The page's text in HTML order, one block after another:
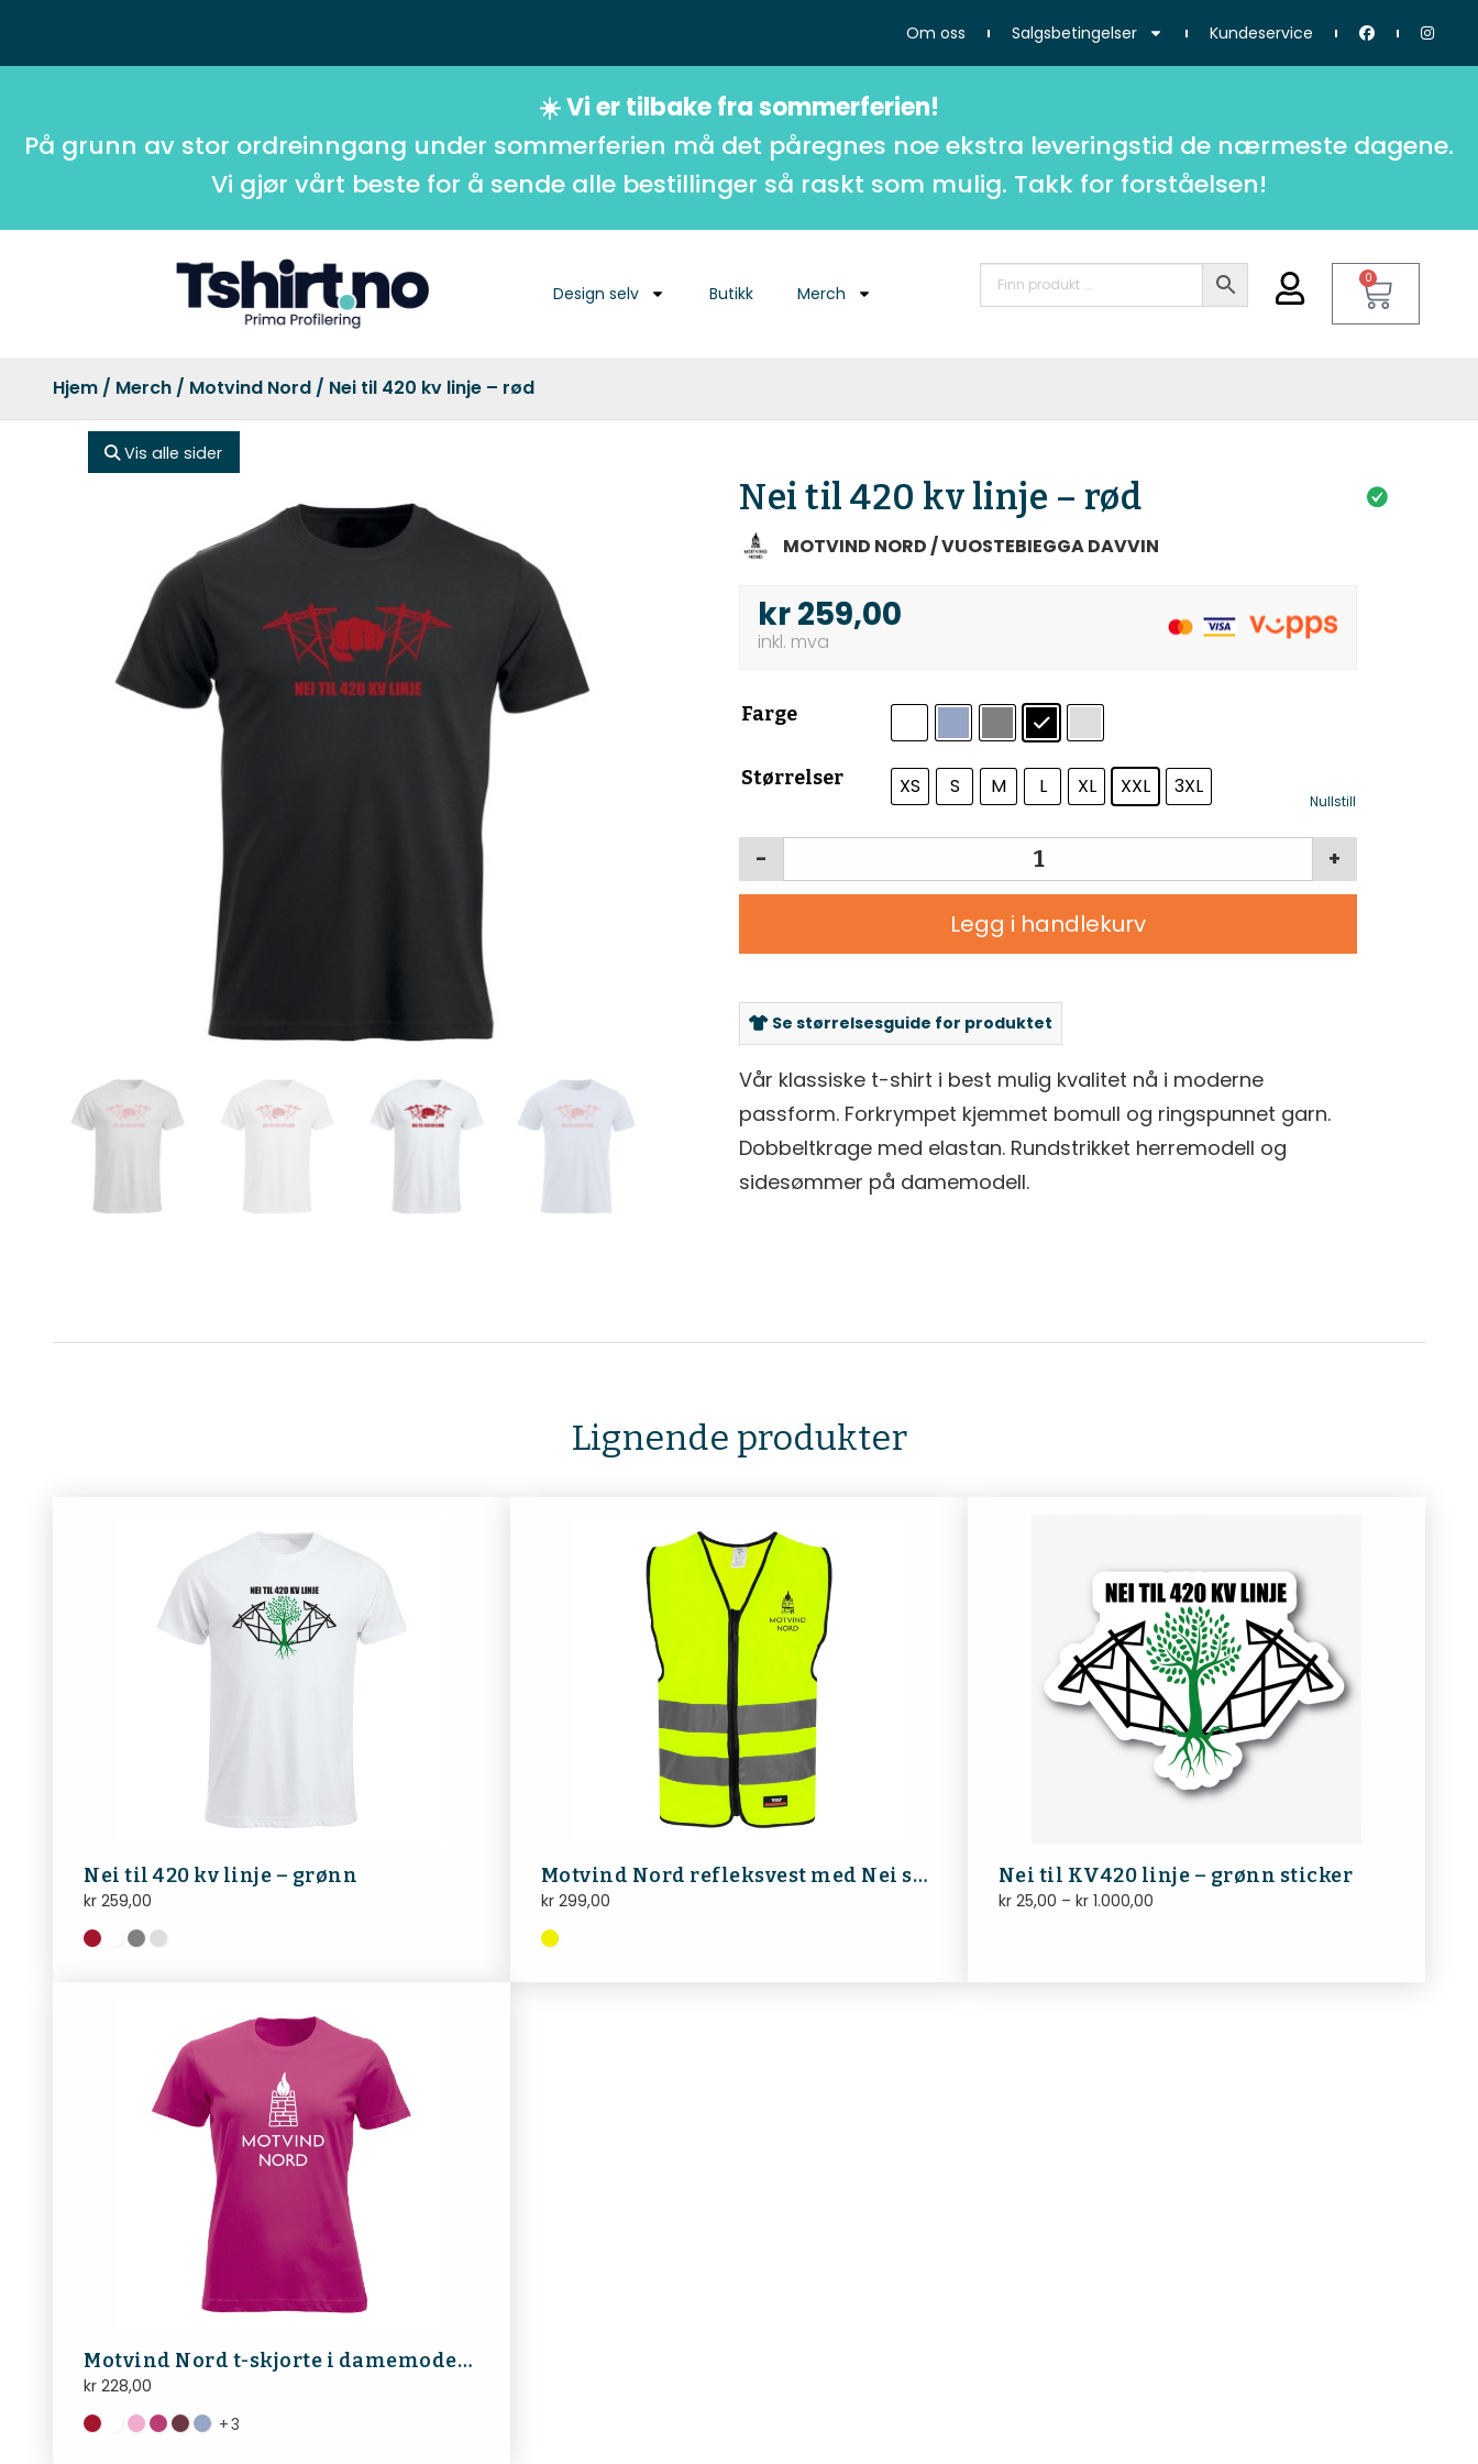
Om oss Salgsbetingelser Kundeservice
☀️ Vi er tilbake fra sommerferien!
På grunn av stor ordreinngang under sommerferien må det påregnes noe ekstra leveringstid de nærmeste dagene.
Vi gjør vårt beste for å sende alle bestillinger så raskt som mulig. Takk for forståelsen!
Design selv Butikk Merch
0
Hjem / Merch / Motvind Nord / Nei til 420 kv linje – rød
Vis alle sider
Nei til 420 kv linje – rød
MOTVIND NORD / VUOSTEBIEGGA DAVVIN
kr259,00
Farge
Størrelser XS S M L XL XXL 3XL
Nullstill
+
-
Legg i handlekurv
Se størrelsesguide for produktet
Vår klassiske t-shirt i best mulig kvalitet nå i moderne
passform. Forkrympet kjemmet bomull og ringspunnet garn.
Dobbeltkrage med elastan. Rundstrikket herremodell og
sidesømmer på damemodell.
Lignende produkter
Nei til 420 kv linje – grønn
kr 259,00
Motvind Nord refleksvest med Nei symbol på ryggen
kr299,00
Nei til KV420 linje – grønn sticker
kr25,00 – kr1.000,00
Motvind Nord t-skjorte i damemodell med hvit eller sort logo
kr 228,00
+3